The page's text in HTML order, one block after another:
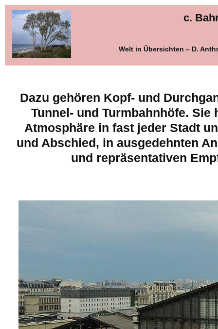
c.
Welt in Übersichten – D.
Dazu gehören Kopf- und
Tunnel- und Turmbahnhöfe. Sie
Atmosphäre in fast jeder Stadt
und Abschied, in ausgedehnten
und repräsentativen